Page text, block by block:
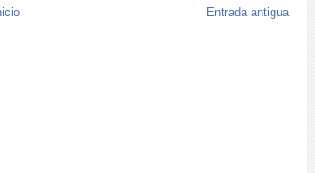
Entrada antigua